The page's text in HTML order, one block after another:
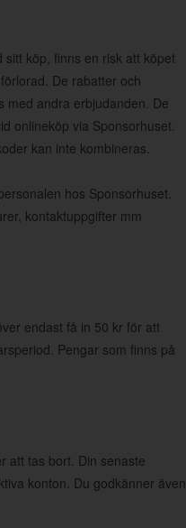
köp, finns en risk att köpet
De rabatter och
med andra erbjudanden. De
onlineköp via Sponsorhuset.
kan inte kombineras.
hos Sponsorhuset.
kontaktuppgifter mm
endast få in 50 kr för att
Pengar som finns på
att tas bort. Din senaste
konton. Du godkänner även